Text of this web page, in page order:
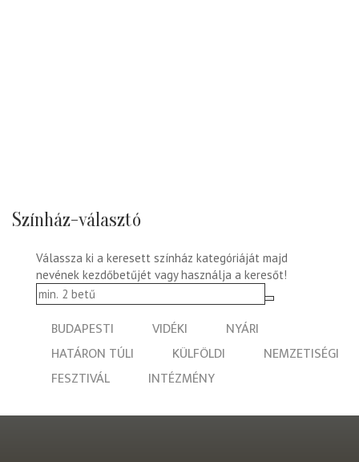
Színház-választó
Válassza ki a keresett színház kategóriáját majd
nevének kezdőbetűjét vagy használja a keresőt!
BUDAPESTI VIDÉKI
NYÁRI
HATÁRON TÚLI
KÜLFÖLDI
NEMZETISÉGI
FESZTIVÁL
INTÉZMÉNY